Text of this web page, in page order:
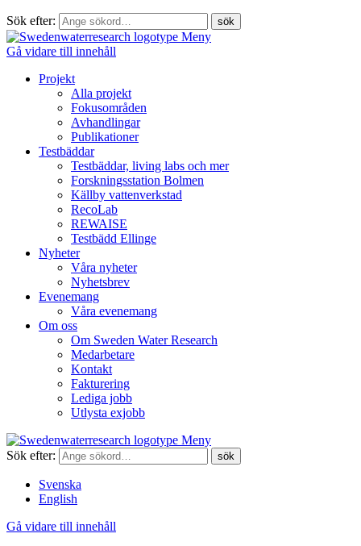
Sök efter:
Meny
Gå vidare till innehåll
Projekt
Alla projekt
Fokusområden
Avhandlingar
Publikationer
Testbäddar
Testbäddar, living labs och mer
Forskningsstation Bolmen
Källby vattenverkstad
RecoLab
REWAISE
Testbädd Ellinge
Nyheter
Våra nyheter
Nyhetsbrev
Evenemang
Våra evenemang
Om oss
Om Sweden Water Research
Medarbetare
Kontakt
Fakturering
Lediga jobb
Utlysta exjobb
Meny
Sök efter:
Svenska
English
Gå vidare till innehåll